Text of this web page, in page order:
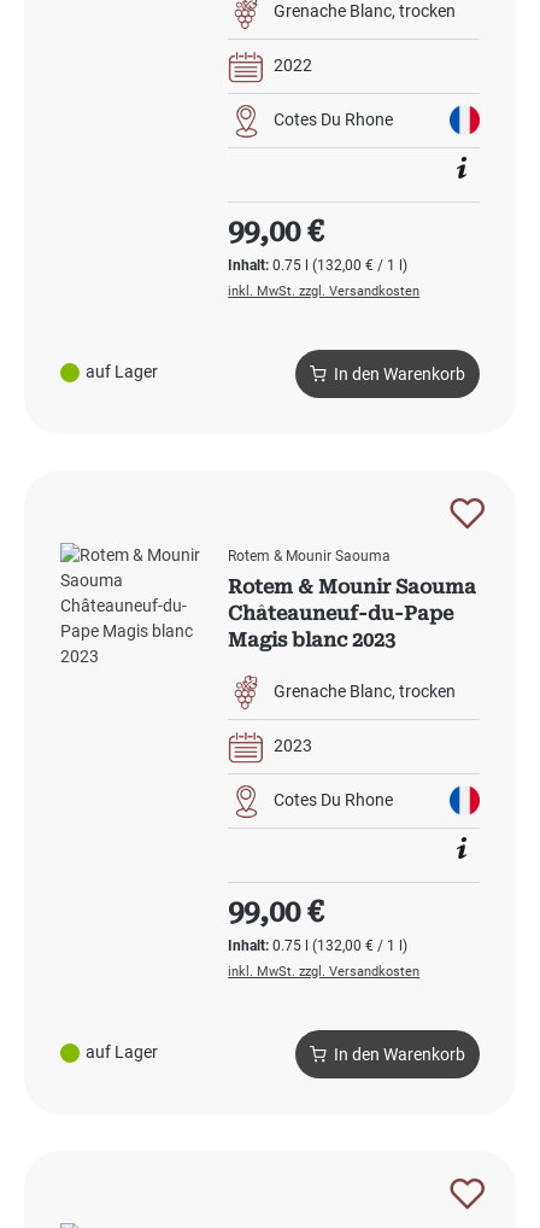
auf Lager
Grenache Blanc trocken
2022
Cotes Du Rhone
Inhalt:0.75 l(132,00 € / 1 l)
Regulärer Preis:
99,00 €
inkl. MwSt. zzgl. Versandkosten
In den Warenkorb
auf Lager
Rotem & Mounir Saouma
Rotem & Mounir Saouma
Châteauneuf-du-Pape
Magis blanc 2023
Grenache Blanc trocken
2023
Cotes Du Rhone
Inhalt:0.75 l(132,00 € / 1 l)
Regulärer Preis:
99,00 €
inkl. MwSt. zzgl. Versandkosten
In den Warenkorb